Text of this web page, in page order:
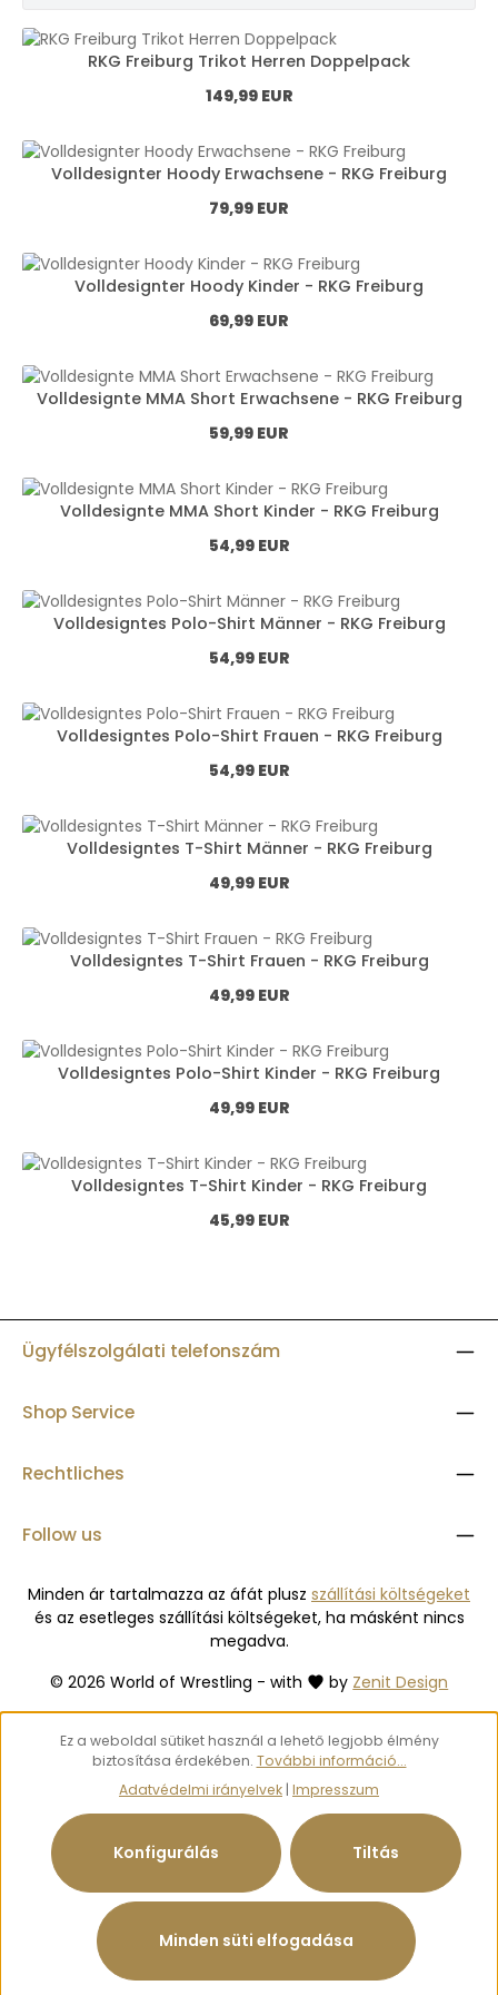
RKG Freiburg Trikot Herren Doppelpack
Normál ár:
149,99 EUR
Volldesignter Hoody Erwachsene - RKG Freiburg
Normál ár:
79,99 EUR
Volldesignter Hoody Kinder - RKG Freiburg
Normál ár:
69,99 EUR
Volldesignte MMA Short Erwachsene - RKG Freiburg
Normál ár:
59,99 EUR
Volldesignte MMA Short Kinder - RKG Freiburg
Normál ár:
54,99 EUR
Volldesigntes Polo-Shirt Männer - RKG Freiburg
Normál ár:
54,99 EUR
Volldesigntes Polo-Shirt Frauen - RKG Freiburg
Normál ár:
54,99 EUR
Volldesigntes T-Shirt Männer - RKG Freiburg
Normál ár:
49,99 EUR
Volldesigntes T-Shirt Frauen - RKG Freiburg
Normál ár:
49,99 EUR
Volldesigntes Polo-Shirt Kinder - RKG Freiburg
Normál ár:
49,99 EUR
Volldesigntes T-Shirt Kinder - RKG Freiburg
Normál ár:
45,99 EUR
Ügyfélszolgálati telefonszám
Shop Service
Rechtliches
Follow us
© 2026 World of Wrestling - with by Zenit Design
Minden ár tartalmazza az áfát plusz szállítási költségeket
és az esetleges szállítási költségeket, ha másként nincs
megadva.
Ez a weboldal sütiket használ a lehető legjobb élmény
biztosítása érdekében. További információ...
Adatvédelmi irányelvek | Impresszum
Tiltás
Konfigurálás
Minden süti elfogadása